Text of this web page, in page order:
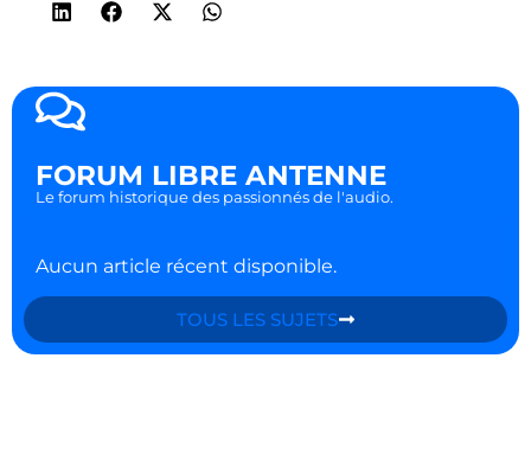
FORUM LIBRE ANTENNE
Le forum historique des passionnés de l'audio.
Aucun article récent disponible.
TOUS LES SUJETS